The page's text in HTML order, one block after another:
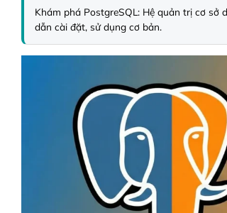
Khám phá PostgreSQL: Hệ quản trị cơ sở
dẫn cài đặt, sử dụng cơ bản.